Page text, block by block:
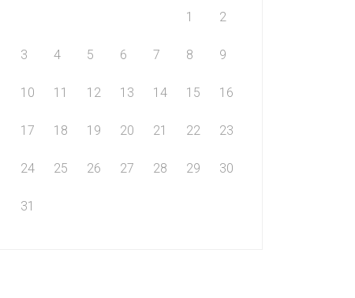
1
2
3 4 5 6 7 8 9
10 11 12 13 14 15 16
17 18 19 20 21 22 23
24 25 26 27 28 29 30
31